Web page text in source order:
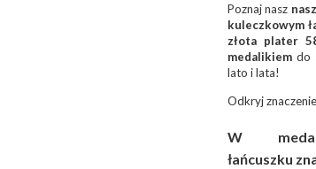
Poznaj nasz
kuleczkowym
złota plater
medalikiemdo
lato i lata!
Odkryj
W
łańcuszku